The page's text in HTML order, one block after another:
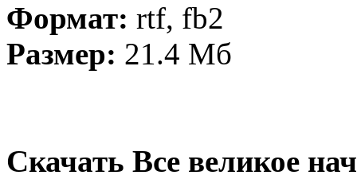
Формат: rtf, fb2
Размер: 21.4 Мб
Скачать Все великое